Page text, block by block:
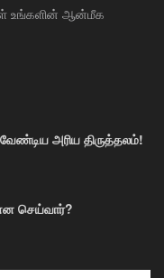
உங்களின் ஆன்மீக
அரிய திருத்தலம்!
செய்வார்?